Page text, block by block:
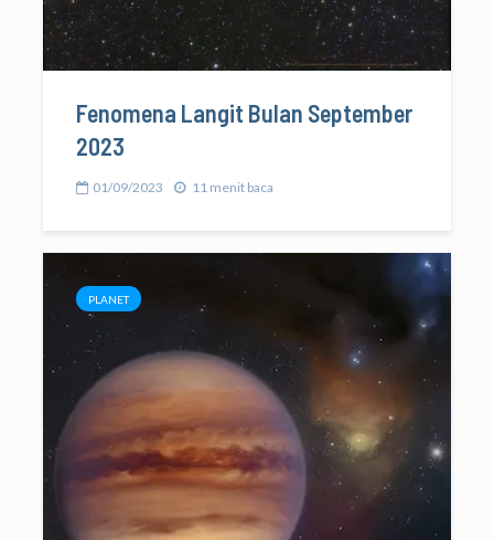
Fenomena Langit Bulan September
2023
01/09/2023 11 menit baca
PLANET